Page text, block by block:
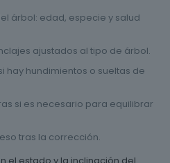
árbol: edad, especie y salud
ajustados al tipo de árbol.
hay hundimientos o sueltas de
si es necesario para equilibrar
tras la corrección.